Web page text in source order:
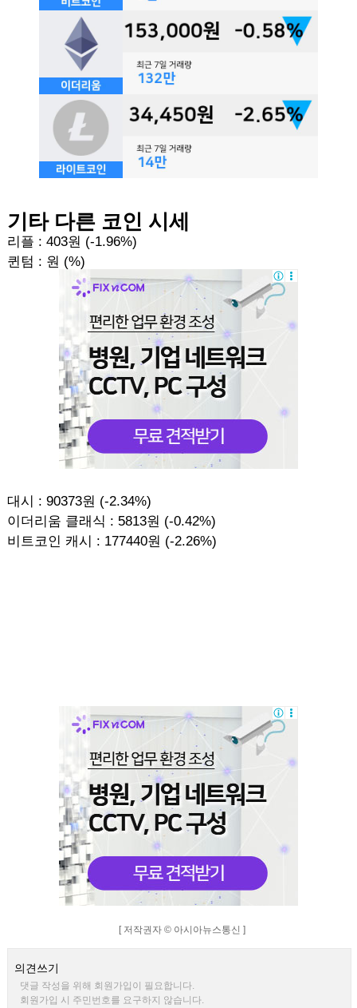
기타 다른 코인 시세
리플 : 403원 (-1.96%)
퀸텀 : 원 (%)
대시 : 90373원 (-2.34%)
이더리움 클래식 : 5813원 (-0.42%)
비트코인 캐시 : 177440원 (-2.26%)
[ 저작권자 © 아시아뉴스통신 ]
의견쓰기
댓글 작성을 위해 회원가입이 필요합니다.
회원가입 시 주민번호를 요구하지 않습니다.